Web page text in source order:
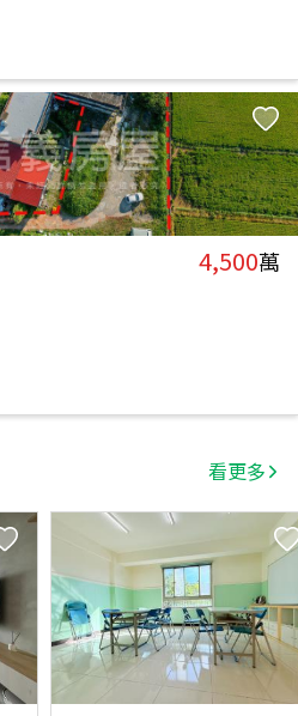
4,500萬
看更多